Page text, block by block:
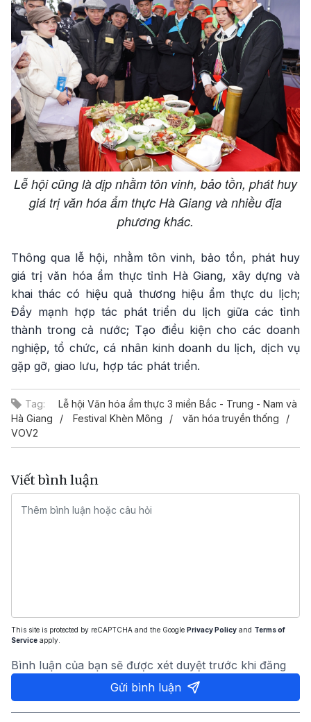
Lễ hội cũng là dịp nhằm tôn vinh, bảo tồn, phát huy
giá trị văn hóa ẩm thực Hà Giang và nhiều địa
phương khác.
Thông qua lễ hội, nhằm tôn vinh, bảo tồn, phát huy
giá trị văn hóa ẩm thực tỉnh Hà Giang, xây dựng và
khai thác có hiệu quả thương hiệu ẩm thực du lịch;
Đẩy mạnh hợp tác phát triển du lịch giữa các tỉnh
thành trong cả nước; Tạo điều kiện cho các doanh
nghiệp, tổ chức, cá nhân kinh doanh du lịch, dịch vụ
gặp gỡ, giao lưu, hợp tác phát triển.
Tag:
Lễ hội Văn hóa ẩm thực 3 miền Bắc - Trung - Nam và
Hà Giang
Festival Khèn Mông
văn hóa truyền thống
VOV2
Viết bình luận
This site is protected by reCAPTCHA and the Google Privacy Policy and Terms of
Service apply.
Bình luận của bạn sẽ được xét duyệt trước khi đăng
Gửi bình luận